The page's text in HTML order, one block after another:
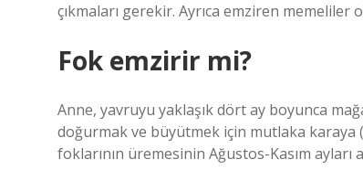
çıkmaları gerekir. Ayrıca emziren memeliler
Fok emzirir mi?
Anne, yavruyu yaklaşık dört ay boyunca
doğurmak ve büyütmek için mutlaka karaya
foklarının üremesinin Ağustos-Kasım